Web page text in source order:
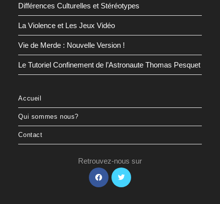
Différences Culturelles et Stéréotypes
La Violence et Les Jeux Vidéo
Vie de Merde : Nouvelle Version !
Le Tutoriel Confinement de l’Astronaute Thomas Pesquet
Accueil
Qui sommes nous?
Contact
Retrouvez-nous sur
S’ouvre
dans
S’ouvre